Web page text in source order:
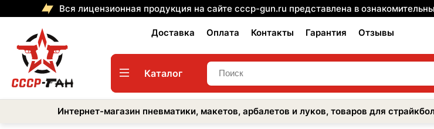
Вся лицензионная продукция на сайте cccp-gun.ru представлена в
Доставка Оплата Контакты Гарантия Отзывы
Каталог
Интернет-магазин пневматики, макетов, арбалетов и луков, товаров для